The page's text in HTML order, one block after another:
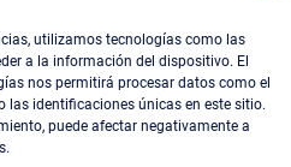
utilizamos tecnologías como las
a la información del dispositivo. El
nos permitirá procesar datos como el
identificaciones únicas en este sitio.
puede afectar negativamente a
de devoluciones y reembolsos
de privacidad
y condiciones
con consotros